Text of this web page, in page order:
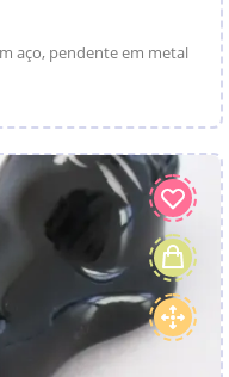
aço, pendente em metal